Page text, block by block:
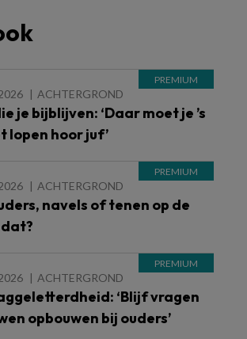
ACHTERGROND
je bijblijven: ‘Daar moet je ’s
lopen hoor juf’
ACHTERGROND
navels of tenen op de
ACHTERGROND
‘Blijf vragen
opbouwen bij ouders’